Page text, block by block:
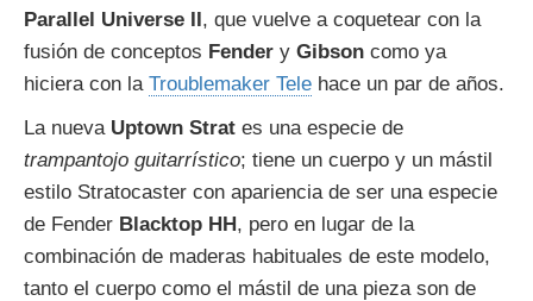
Parallel Universe II, que vuelve a coquetear con la
fusión de conceptos Fender y Gibson como ya
hiciera con la Troublemaker Tele hace un par de años.
La nueva Uptown Strat es una especie de
trampantojo guitarrístico; tiene un cuerpo y un mástil
estilo Stratocaster con apariencia de ser una especie
de Fender Blacktop HH, pero en lugar de la
combinación de maderas habituales de este modelo,
tanto el cuerpo como el mástil de una pieza son de